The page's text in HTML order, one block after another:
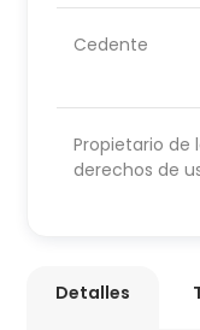
Cedente
Propietario de
derechos de
Detalles